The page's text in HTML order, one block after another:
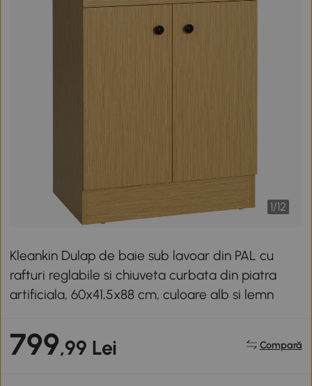
1/12
Kleankin Dulap de baie sub lavoar din PAL cu
rafturi reglabile si chiuveta curbata din piatra
artificiala, 60x41,5x88 cm, culoare alb si lemn
799,99 Lei Compară